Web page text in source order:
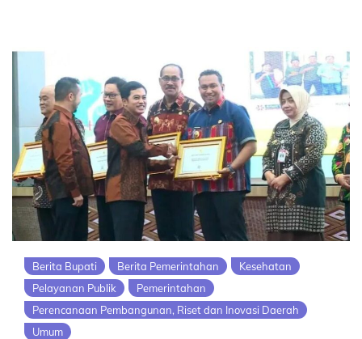
Berita Bupati Berita Pemerintahan
Kesehatan
Pelayanan Publik
Pemerintahan
Perencanaan Pembangunan, Riset dan Inovasi Daerah
Umum